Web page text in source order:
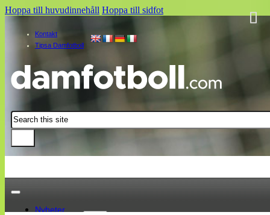
Hoppa till huvudinnehåll Hoppa till sidfot
Kontakt
Tipsa Damfotboll
Sök
Nyheter